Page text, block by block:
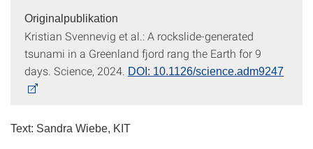
Originalpublikation
Kristian Svennevig et al.: A rockslide-generated
tsunami in a Greenland fjord rang the Earth for 9
days. Science, 2024. DOI: 10.1126/science.adm9247
Text: Sandra Wiebe, KIT